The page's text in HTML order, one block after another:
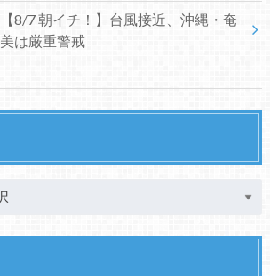
【8/7 朝イチ！】台風接近、沖縄・奄
美は厳重警戒